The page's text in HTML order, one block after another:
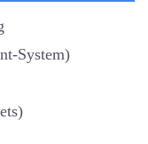
System)